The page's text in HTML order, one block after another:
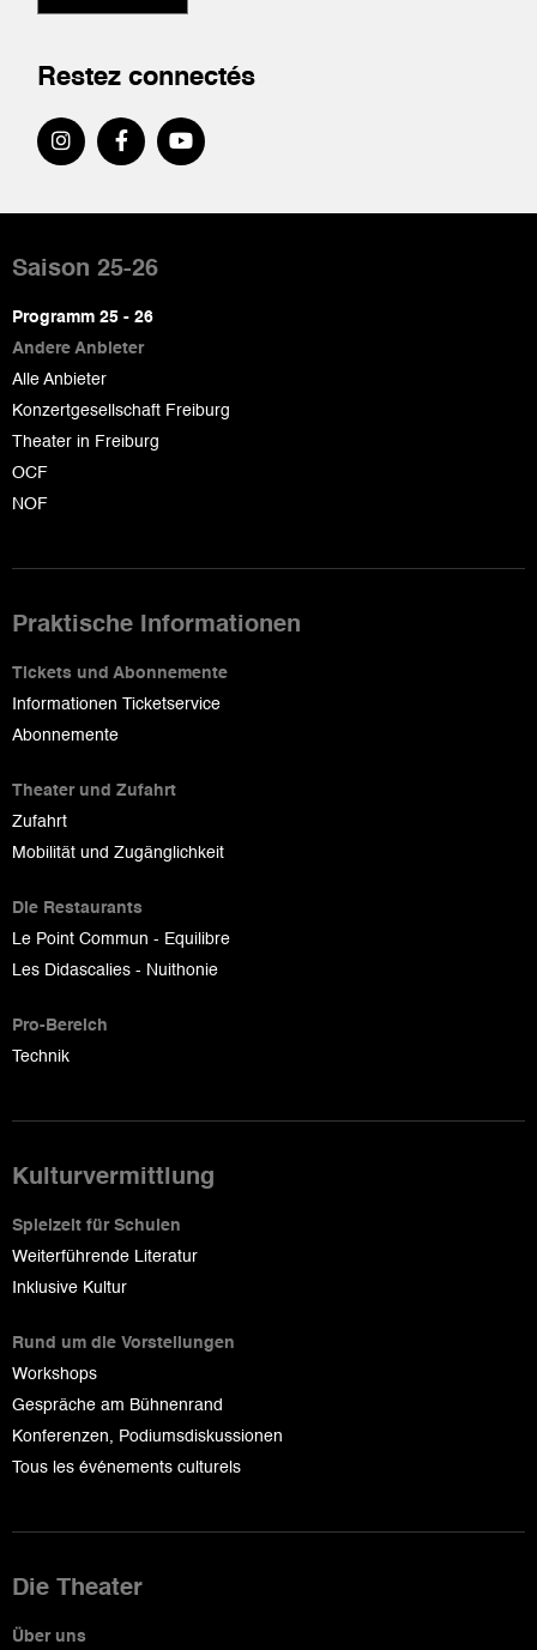
Restez connectés
de
page
Saison 25-26
Programm 25 - 26
Andere Anbieter
Alle Anbieter
Konzertgesellschaft Freiburg
Theater in Freiburg
OCF
NOF
Praktische Informationen
Tickets und Abonnemente
Informationen Ticketservice
Abonnemente
Theater und Zufahrt
Zufahrt
Mobilität und Zugänglichkeit
Die Restaurants
Le Point Commun - Equilibre
Les Didascalies - Nuithonie
Pro-Bereich
Technik
Kulturvermittlung
Spielzeit für Schulen
Weiterführende Literatur
Inklusive Kultur
Rund um die Vorstellungen
Workshops
Gespräche am Bühnenrand
Konferenzen, Podiumsdiskussionen
Tous les événements culturels
Die Theater
Über uns